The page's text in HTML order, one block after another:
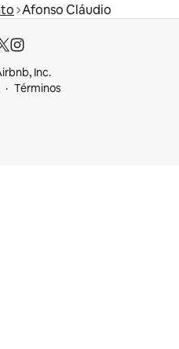
Afonso Cláudio
Inc.
Términos